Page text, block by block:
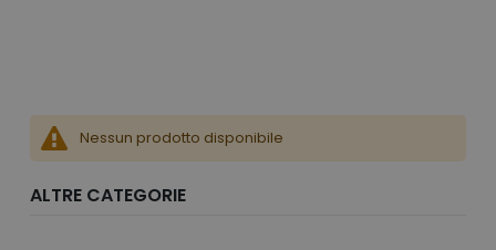
Nessun prodotto disponibile
ALTRE CATEGORIE